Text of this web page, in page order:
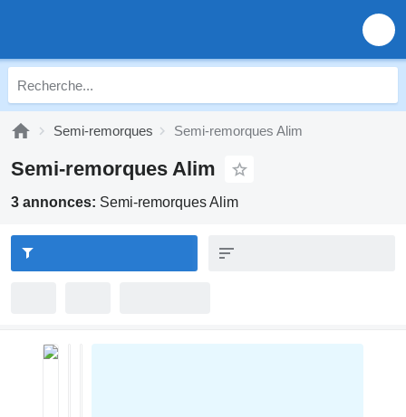
Semi-remorques Semi-remorques Alim
Semi-remorques Alim
3 annonces: Semi-remorques Alim